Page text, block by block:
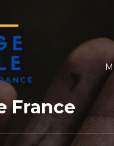
France